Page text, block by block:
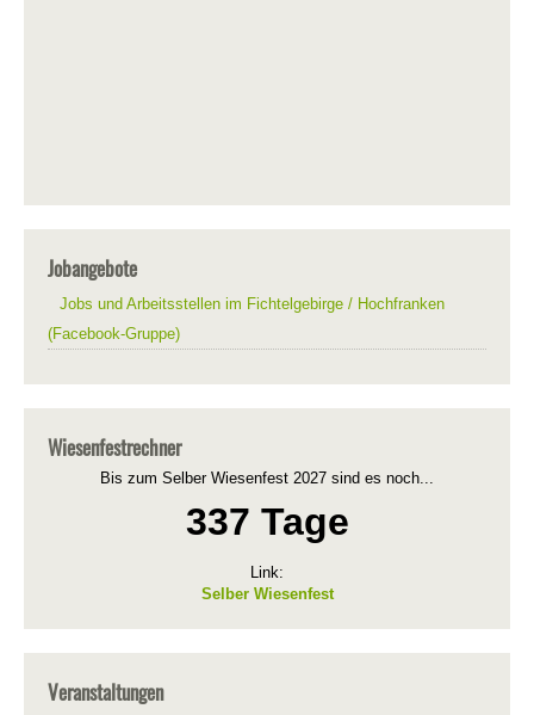
Jobangebote
Jobs und Arbeitsstellen im Fichtelgebirge / Hochfranken
(Facebook-Gruppe)
Wiesenfestrechner
Bis zum Selber Wiesenfest 2027 sind es noch...
337 Tage
Link:
Selber Wiesenfest
Veranstaltungen